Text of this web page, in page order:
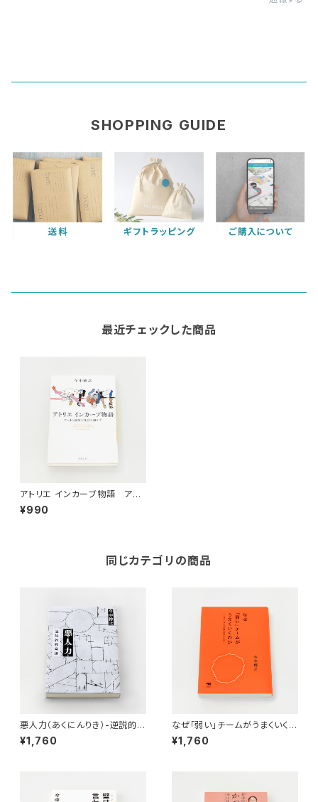
SHOPPING GUIDE
最近チェックした商品
アトリエ インカーブ物語 アー
トと福祉で社会を動かす
¥990
同じカテゴリの商品
悪人力（あくにんりき）-逆説的教
育論-
¥1,760
なぜ「弱い」チームがうまくいくの
か 守り・守られる働き方のすす
め
¥1,760